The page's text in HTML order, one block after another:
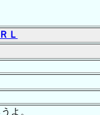
Ｌ
よ。